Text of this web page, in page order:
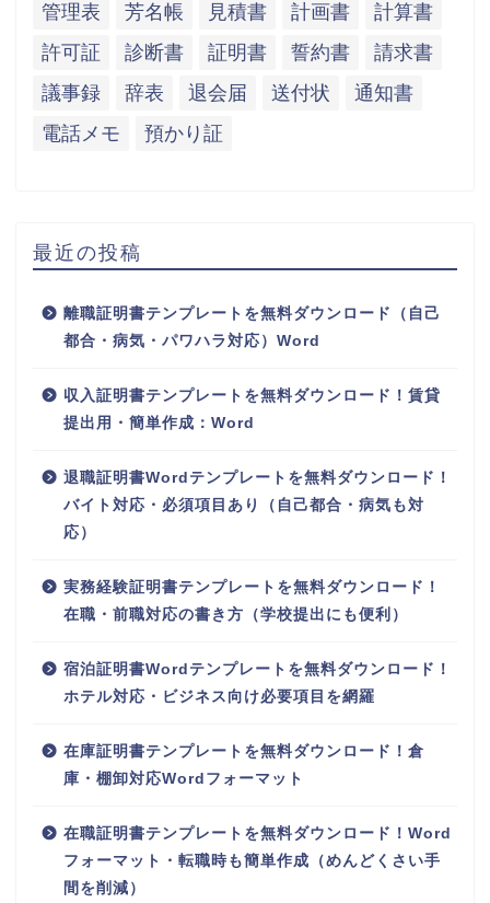
管理表
芳名帳 見積書 計画書
計算書
許可証
診断書 証明書 誓約書
請求書
議事録
辞表 退会届 送付状
通知書
電話メモ
預かり証
最近の投稿
離職証明書テンプレートを無料ダウンロード（自己
都合・病気・パワハラ対応）Word
収入証明書テンプレートを無料ダウンロード！賃貸
提出用・簡単作成：Word
退職証明書Wordテンプレートを無料ダウンロード！
バイト対応・必須項目あり（自己都合・病気も対
応）
実務経験証明書テンプレートを無料ダウンロード！
在職・前職対応の書き方（学校提出にも便利）
宿泊証明書Wordテンプレートを無料ダウンロード！
ホテル対応・ビジネス向け必要項目を網羅
在庫証明書テンプレートを無料ダウンロード！倉
庫・棚卸対応Wordフォーマット
在職証明書テンプレートを無料ダウンロード！Word
フォーマット・転職時も簡単作成（めんどくさい手
間を削減）